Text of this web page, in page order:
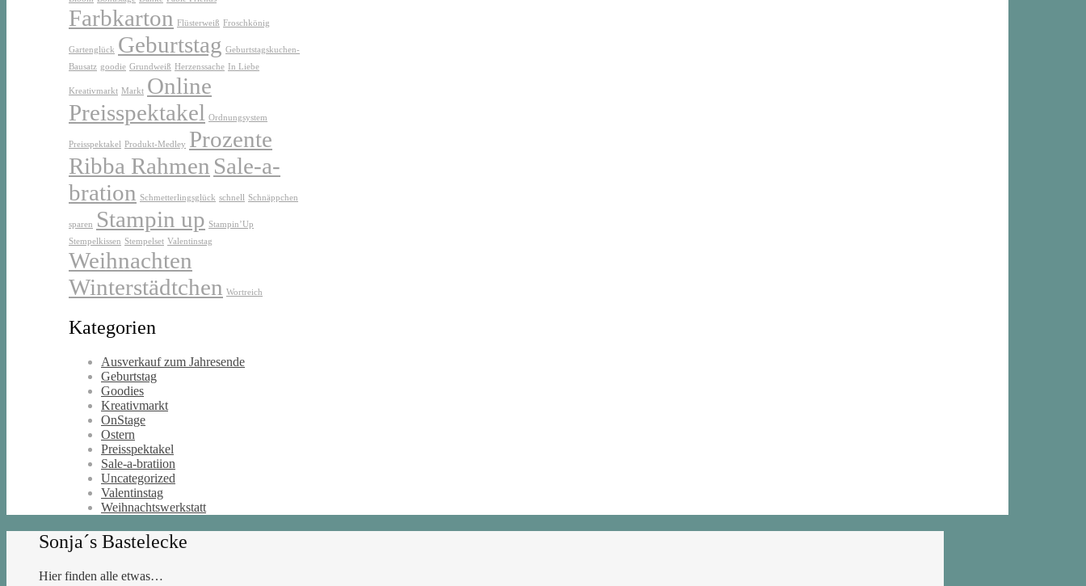
Farbkarton Flüsterweiß Froschkönig
Gartenglück Geburtstag Geburtstagskuchen-
Bausatz goodie Grundweiß Herzenssache In Liebe
Kreativmarkt Markt Online
Preisspektakel
Ordnungsystem
Preisspektakel Produkt-Medley Prozente
Ribba Rahmen Sale-a-
bration Schmetterlingsglück schnell Schnäppchen
sparen Stampin up Stampin’Up
Stempelkissen Stempelset Valentinstag
Weihnachten
Winterstädtchen Wortreich
Kategorien
Ausverkauf zum Jahresende
Geburtstag
Goodies
Kreativmarkt
OnStage
Ostern
Preisspektakel
Sale-a-bratiion
Uncategorized
Valentinstag
Weihnachtswerkstatt
Sonja´s Bastelecke
Hier finden alle etwas…